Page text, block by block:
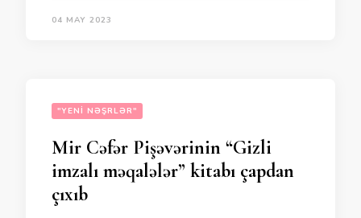
04 MAY 2023
"YENI NƏŞRLƏR"
Mir Cəfər Pişəvərinin “Gizli
imzalı məqalələr” kitabı çapdan
çıxıb